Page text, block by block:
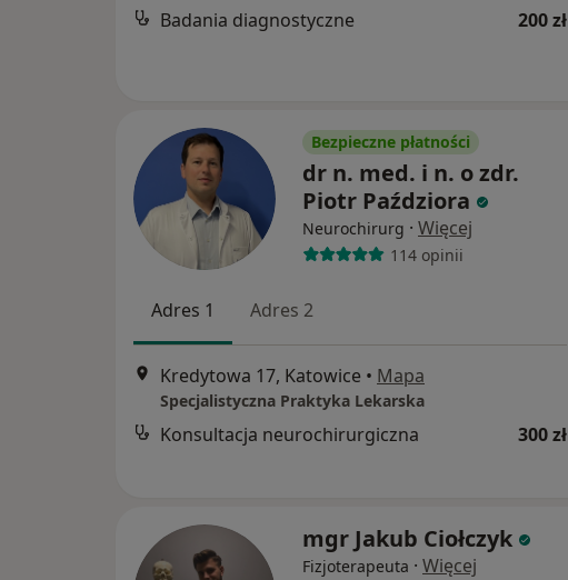
Badania diagnostyczne 200 zł
Bezpieczne płatności
dr n. med. i n. o zdr.
Piotr Paździora
Neurochirurg · Więcej
114 opinii
Adres 1 Adres 2
Kredytowa 17, Katowice • Mapa
Specjalistyczna Praktyka Lekarska
Konsultacja neurochirurgiczna 300 zł
mgr Jakub Ciołczyk
Fizjoterapeuta · Więcej